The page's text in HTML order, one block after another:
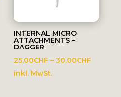
45.00CHF
INTERNAL MICRO
ATTACHMENTS –
DAGGER
25.00CHF –30.00CHF
inkl. MwSt.